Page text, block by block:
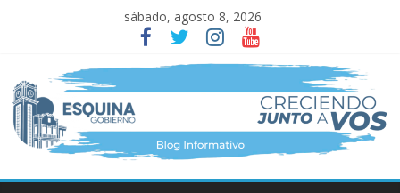
sábado, agosto 8, 2026